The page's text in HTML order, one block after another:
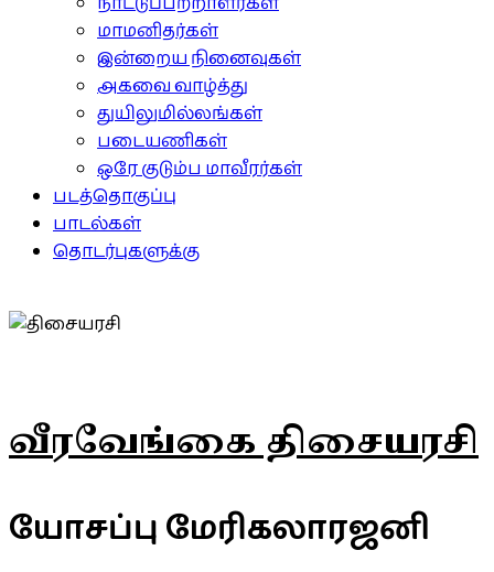
மாமனிதர்கள்
இன்றைய நினைவுகள்
அகவை வாழ்த்து
துயிலுமில்லங்கள்
படையணிகள்
ஒரே குடும்ப மாவீரர்கள்
படத்தொகுப்பு
பாடல்கள்
தொடர்புகளுக்கு
வீரவேங்கை திசையரசி
யோசப்பு மேரிகலாரஜனி